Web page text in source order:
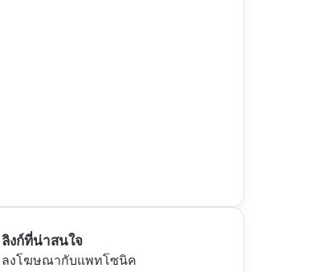
ลิงก์ที่น่าสนใจ
ลงโฆษณากับแพทโซนิค